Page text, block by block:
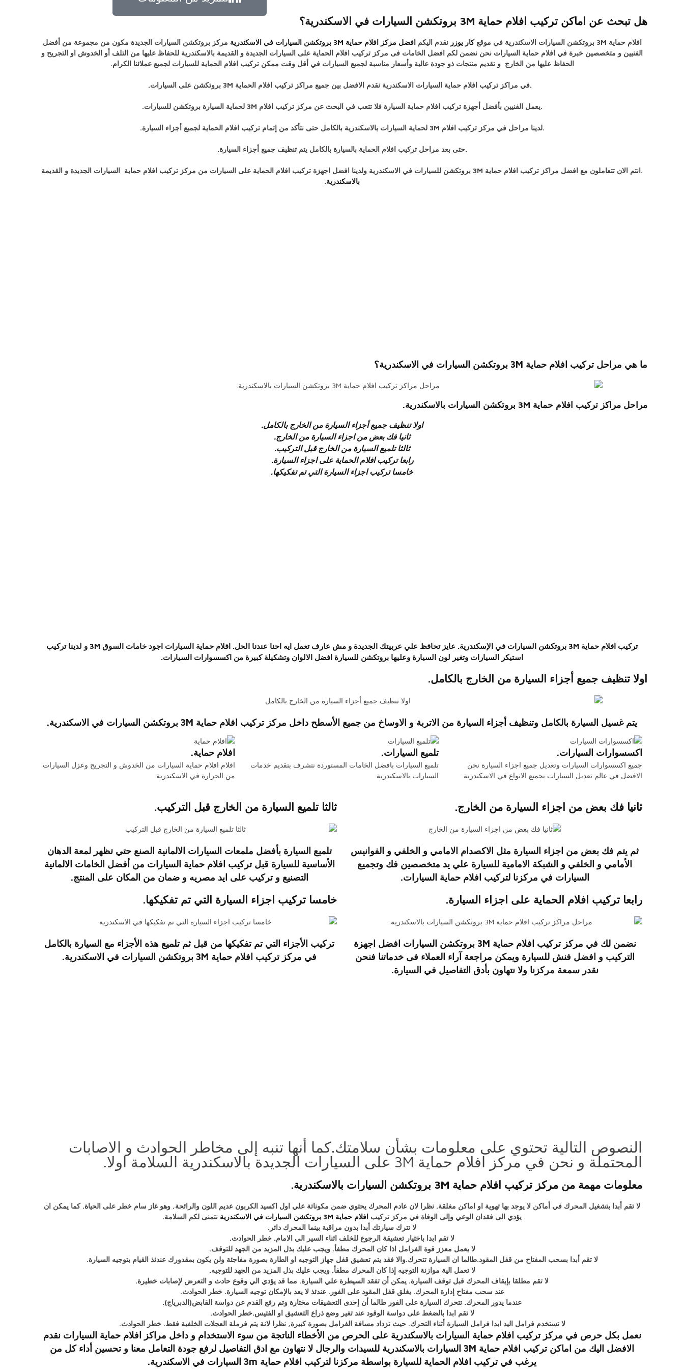
هل تبحث عن اماكن تركيب افلام حماية 3M بروتكشن السيارات في الاسكندرية؟
افلام حماية 3M بروتكشن السيارات الاسكندرية في موقع كار يوزر نقدم اليكم افضل مركز افلام حماية 3M بروتكشن السيارات في الاسكندرية
مركز بروتكشن السيارات الجديدة مكون من مجموعة من أفضل
الفنيين و متخصصين خبرة في افلام حماية السيارات نحن نضمن لكم افضل الخامات فى مركز تركيب افلام الحماية على السيارات الجديدة و القديمة بالاسكندرية للحفاظ عليها من التلف أو الخدوش او التجريح و
الحفاظ عليها من الخارج و تقديم منتجات ذو جودة عالية وأسعار مناسبة لجميع السيارات في أقل وقت ممكن تركيب افلام الحماية للسيارات لجميع عملائنا الكرام.
.في مراكز تركيب افلام حماية السيارات الاسكندرية نقدم الافضل بين جميع مراكز تركيب افلام الحماية 3M بروتكشن على السيارات.
.يعمل الفنيين بأفضل أجهزة تركيب افلام حماية السيارة فلا تتعب في البحث عن مركز تركيب افلام 3M لحماية السيارة بروتكشن للسيارات.
.لدينا مراحل في مركز تركيب افلام 3M لحماية السيارات بالاسكندرية بالكامل حتى نتأكد من إتمام تركيب افلام الحماية لجميع أجزاء السيارة.
.حتى بعد مراحل تركيب افلام الحماية بالسيارة بالكامل يتم تنظيف جميع أجزاء السيارة.
.انتم الان تتعاملون مع افضل مراكز تركيب افلام حماية 3M بروتكشن للسيارات في الاسكندرية ولدينا افضل اجهزة تركيب افلام الحماية على السيارات من مركز تركيب افلام حماية السيارات الجديدة و القديمة
بالاسكندرية.
ما هي مراحل تركيب افلام حماية 3M بروتكشن السيارات في الاسكندرية؟
مراحل مراكز تركيب افلام حماية 3M بروتكشن السيارات بالاسكندرية.
اولا تنظيف جميع أجزاء السيارة من الخارج بالكامل.
ثانيا فك بعض من اجزاء السيارة من الخارج.
ثالثا تلميع السيارة من الخارج قبل التركيب.
رابعا تركيب افلام الحماية على اجزاء السيارة.
خامسا تركيب اجزاء السيارة التي تم تفكيكها.
تركيب افلام حماية 3M بروتكشن السيارات في الإسكندرية. عايز تحافظ علي عربيتك الجديدة و مش عارف تعمل ايه احنا عندنا الحل. افلام حماية السيارات اجود خامات السوق 3M و لدينا تركيب
استيكر السيارات وتغير لون السيارة وعليها بروتكشن للسيارة افضل الالوان وتشكيلة كبيرة من اكسسوارات السيارات.
اولا تنظيف جميع أجزاء السيارة من الخارج بالكامل.
يتم غسيل السيارة بالكامل وتنظيف أجزاء السيارة من الاتربة و الاوساخ من جميع الأسطح داخل مركز تركيب افلام حماية 3M بروتكشن السيارات في الاسكندرية.
اكسسوارات السيارات.
جميع اكسسوارات السيارات وتعديل جميع اجزاء السيارة نحن
الافضل في عالم تعديل السيارات بجميع الانواع في الاسكندرية.
تلميع السيارات.
تلميع السيارات بافضل الخامات المستوردة نتشرف بتقديم خدمات
السيارات بالاسكندرية.
افلام حماية.
افلام افلام حماية السيارات من الخدوش و التجريح وعزل السيارات
من الحرارة في الاسكندرية.
ثانيا فك بعض من اجزاء السيارة من الخارج.
ثم يتم فك بعض من اجزاء السيارة مثل الاكصدام الامامي و الخلفي و الفوانيس
الأمامي و الخلفي و الشبكة الامامية للسيارة علي يد متخصصين فك وتجميع
السيارات في مركزنا لتركيب افلام حماية السيارات.
ثالثا تلميع السيارة من الخارج قبل التركيب.
تلميع السيارة بأفضل ملمعات السيارات الالمانية الصنع حتي تظهر لمعة الدهان
الأساسية للسيارة قبل تركيب افلام حماية السيارات من أفضل الخامات الالمانية
التصنيع و تركيب على ايد مصريه و ضمان من المكان على المنتج.
رابعا تركيب افلام الحماية على اجزاء السيارة.
نضمن لك في مركز تركيب افلام حماية 3M بروتكشن السيارات
افضل اجهزة
التركيب و افضل فنش للسيارة ويمكن مراجعة آراء العملاء فى خدماتنا فنحن
نقدر سمعة مركزنا ولا نتهاون بأدق التفاصيل في السيارة.
خامسا تركيب اجزاء السيارة التي تم تفكيكها.
تركيب الأجزاء التي تم تفكيكها من قبل ثم تلميع هذه الأجزاء مع السيارة بالكامل
في مركز تركيب افلام حماية 3M بروتكشن السيارات في الاسكندرية.
النصوص التالية تحتوي على معلومات بشأن سلامتك.كما أنها تنبه إلى مخاطر الحوادث و الاصابات
المحتملة و نحن في مركز افلام حماية 3M على السيارات الجديدة بالاسكندرية السلامة اولا.
معلومات مهمة من مركز تركيب افلام حماية 3M بروتكشن السيارات بالاسكندرية.
لا تقم أبدا بتشغيل المحرك في أماكن لا يوجد بها تهوية او اماكن مغلقة. نظرا لان عادم المحرك يحتوي ضمن مكوناتة علي اول اكسيد الكربون عديم اللون والرائحة, وهو غاز سام خطر على الحياة. كما يمكن ان
يؤدي الى فقدان الوعي وإلى الوفاة في مركز تركيب افلام حماية 3M بروتكشن السيارات في الاسكندرية
نتمنى لكم السلامة.
لا تترك سيارتك أبدا بدون مراقبة بينما المحرك دائر.
لا تقم ابدا باختيار تعشيقة الرجوع للخلف اثناء السير الي الامام. خطر الحوادث.
لا يعمل معزز قوة الفرامل اذا كان المحرك مطفأ. ويجب عليك بذل المزيد من الجهد للتوقف.
لا تقم أبدا بسحب المفتاح من قفل المقود.طالما ان السيارة تتحرك.والا فقد يتم تعشيق قفل جهاز التوجيه او الطارة بصورة مفاجئة ولن يكون بمقدورك عندئذ القيام بتوجيه السيارة.
لا تعمل الية موازنة التوجيه إذا كان المحرك مطفأ. ويجب عليك بذل المزيد من الجهد للتوجيه.
لا تقم مطلقا بإيقاف المحرك قبل توقف السيارة. يمكن أن تفقد السيطرة علي السيارة. مما قد يؤدي الي وقوع حادث و التعرض لإصابات خطيرة.
عند سحب مفتاح إدارة المحرك. يغلق قفل المقود على الفور. عندئذ لا يعد بالإمكان توجيه السيارة. خطر الحوادث.
عندما يدور المحرك. تتحرك السيارة على الفور طالما أن إحدى التعشيقات مختارة وتم رفع القدم عن دواسة القابض(الدبرياج).
لا تقم ابدا بالضغط على دواسة الوقود عند تغير وضع ذراع التعشيق او الفتيس.خطر الحوادث.
لا تستخدم فرامل اليد ابدا فرامل السيارة أثناء التحرك. حيث تزداد مسافة الفرامل بصورة كبيرة, نظرا لانة يتم فرملة العجلات الخلفية فقط. خطر الحوادث.
نعمل بكل حرص في مركز تركيب افلام حماية السيارات بالاسكندرية على الحرص من الأخطاء الناتجة من سوء الاستخدام و داخل مراكز افلام حماية السيارات نقدم
الافضل اليك من اماكن تركيب افلام حماية 3M السيارات بالاسكندرية للسيدات والرجال لا نتهاون مع ادق التفاصيل لرفع جودة التعامل معنا و تحسين أداء كل من
يرغب في تركيب افلام الحماية للسيارة بواسطة مركزنا لتركيب افلام حماية 3m السيارات في الاسكندرية .